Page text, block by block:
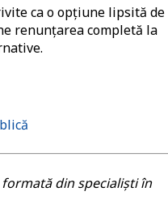
ca o opțiune lipsită de
renunțarea completă la
din specialiști în